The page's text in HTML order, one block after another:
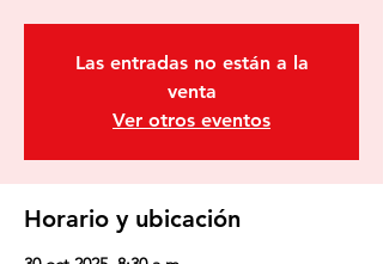
Las entradas no están a la
venta
Ver otros eventos
Horario y ubicación